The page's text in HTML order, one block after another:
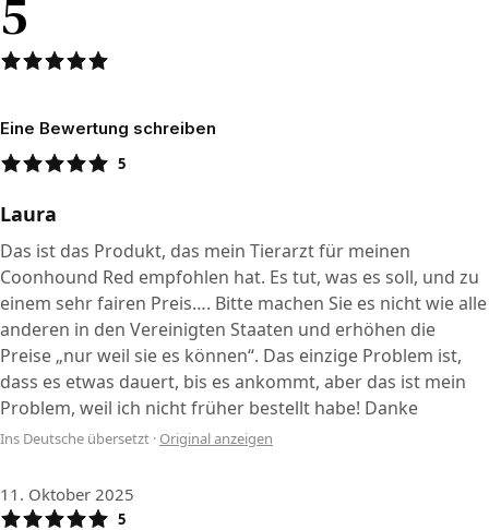
5
Eine Bewertung schreiben
5
Laura
Das ist das Produkt, das mein Tierarzt für meinen
Coonhound Red empfohlen hat. Es tut, was es soll, und zu
einem sehr fairen Preis…. Bitte machen Sie es nicht wie alle
anderen in den Vereinigten Staaten und erhöhen die
Preise „nur weil sie es können“. Das einzige Problem ist,
dass es etwas dauert, bis es ankommt, aber das ist mein
Problem, weil ich nicht früher bestellt habe! Danke
Ins Deutsche übersetzt · Original anzeigen
11. Oktober 2025
5